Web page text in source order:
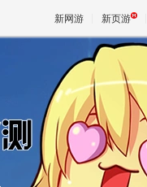
新网游 新页游